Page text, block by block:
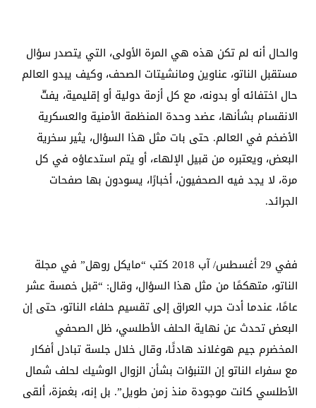
والحال أنه لم تكن هذه هي المرة الأولى، التي يتصدر سؤال
مستقبل الناتو، عناوين ومانشيتات الصحف، وكيف يبدو العالم
حال اختفائه أو بدونه، مع كل أزمة دولية أو إقليمية، يفتّ
الانقسام بشأنها، عضد وحدة المنظمة الأمنية والعسكرية
الأضخم في العالم. حتى بات مثل هذا السؤال، يثير سخرية
البعض، ويعتبره من قبيل الإلهاء، أو يتم استدعاؤه في كل
مرة، لا يجد فيه الصحفيون، أخبارًا، يسودون بها صفحات
الجرائد.
ففي 29 أغسطس/ آب 2018 كتب “مايكل روهل” في مجلة
الناتو، متهكمًا من مثل هذا السؤال، وقال: “قبل خمسة عشر
عامًا، عندما أدت حرب العراق إلى تقسيم حلفاء الناتو، حتى إن
البعض تحدث عن نهاية الحلف الأطلسي، ظل الصحفي
المخضرم جيم هوغلاند هادئًا، وقال خلال جلسة تبادل أفكار
مع سفراء الناتو إن التنبؤات بشأن الزوال الوشيك لحلف شمال
الأطلسي كانت موجودة منذ زمن طويل”. بل إنه، بغمزة، ألقى